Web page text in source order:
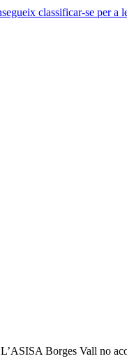
L’ASISA Borges Vall no